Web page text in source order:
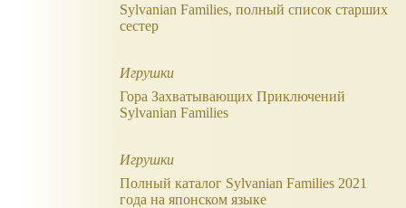
Sylvanian Families, полный список старших
сестер
Игрушки
Гора Захватывающих Приключений
Sylvanian Families
Игрушки
Полный каталог Sylvanian Families 2021
года на японском языке